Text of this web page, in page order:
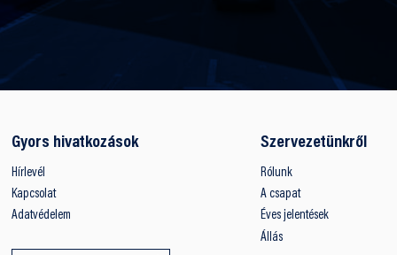
Gyors hivatkozások
Hírlevél
Kapcsolat
Adatvédelem
Szervezetünkről
Rólunk
A csapat
Éves jelentések
Állás